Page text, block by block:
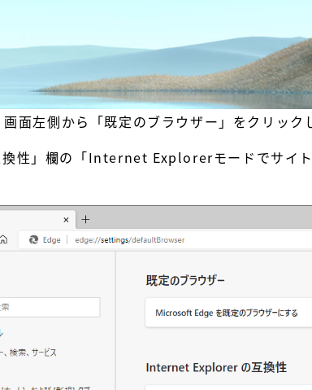
画面左側から「既定のブラウザー」をクリック
性」欄の「Internet Explorerモードでサイト